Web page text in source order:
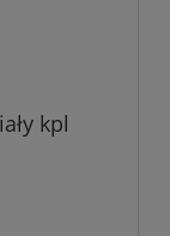
kpl